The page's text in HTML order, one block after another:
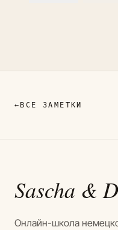
← ВСЕ ЗАМЕТКИ
Sascha &
Онлайн-школа